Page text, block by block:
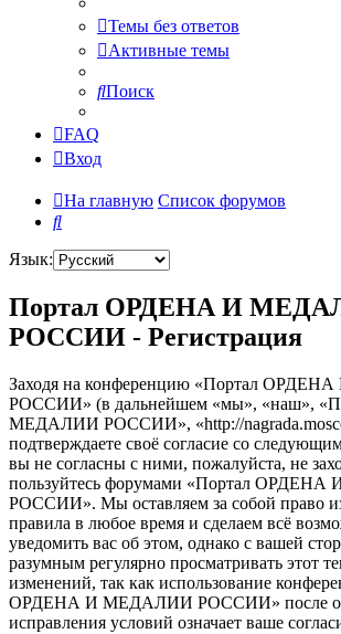
Темы без ответов
Активные темы
Поиск
FAQ
Вход
На главную Список форумов
Поиск
Язык:
Портал ОРДЕНА И
РОССИИ - Регистрация
Заходя на конференцию «Портал
РОССИИ» (в дальнейшем «мы», «наш»,
МЕДАЛИИ РОССИИ», «http://
подтверждаете своё согласие со
вы не согласны с ними, пожалуйста, не
пользуйтесь форумами «Портал
РОССИИ». Мы оставляем за собой право
правила в любое время и сделаем всё
уведомить вас об этом, однако с вашей
разумным регулярно просматривать этот
изменений, так как использование
ОРДЕНА И МЕДАЛИИ РОССИИ» после
исправления условий означает ваше